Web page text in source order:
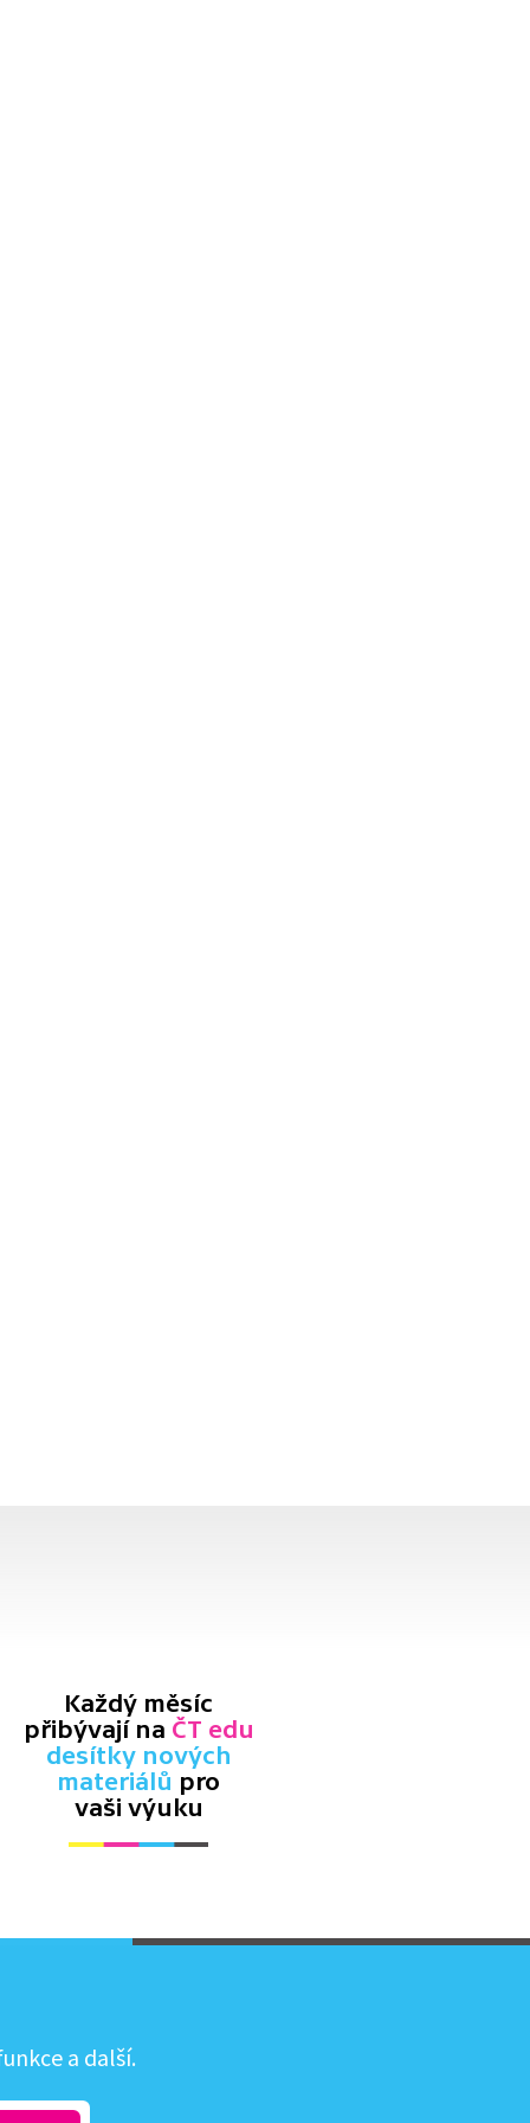
Každý měsíc
přibývají na ČT edu
desítky nových
materiálů pro
vaši výuku
a další.